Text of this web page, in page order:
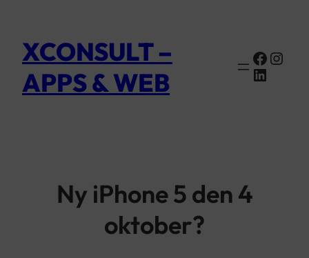
XCONSULT –
APPS & WEB
Ny iPhone 5 den 4
oktober?